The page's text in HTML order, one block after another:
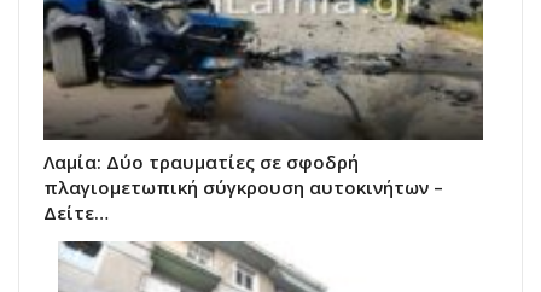
Λαμία: Δύο τραυματίες σε σφοδρή
πλαγιομετωπική σύγκρουση αυτοκινήτων –
Δείτε…